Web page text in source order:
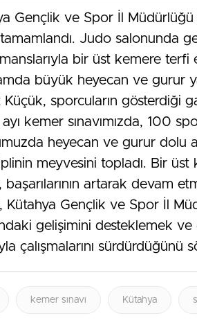
Gençlik ve Spor İl
tamamlandı. Judo salonunda
bir üst kemere terfi
büyük heyecan ve gurur
Küçük, sporcuların gösterdiği
ayı kemer sınavımızda, 100
heyecan ve gurur dolu
meyvesini topladı. Bir üst
başarılarının artarak devam
Kütahya Gençlik ve Spor İl
gelişimini desteklemek
çalışmalarını sürdürdüğünü
kemer sınavı Kütahya